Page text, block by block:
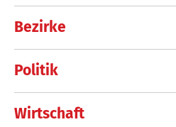
Bezirke
Politik
Wirtschaft